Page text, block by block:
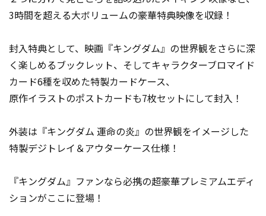
3時間を超える大ボリュームの豪華特典映像を収録！
封入特典として、映画『キングダム』の世界観をさらに深
く楽しめるブックレット、そしてキャラクターブロマイド
カード6種を収めた特製カードケース、
原作イラストのポストカードも7枚セットにして封入！
外装は『キングダム 運命の炎』の世界観をイメージした
特製デジトレイ＆アウターケース仕様！
『キングダム』ファンなら必携の超豪華プレミアムエディ
ションがここに登場！